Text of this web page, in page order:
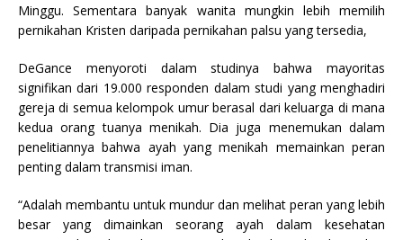
Minggu. Sementara banyak wanita mungkin lebih memilih
pernikahan Kristen daripada pernikahan palsu yang tersedia,
DeGance menyoroti dalam studinya bahwa mayoritas
signifikan dari 19.000 responden dalam studi yang menghadiri
gereja di semua kelompok umur berasal dari keluarga di mana
kedua orang tuanya menikah. Dia juga menemukan dalam
penelitiannya bahwa ayah yang menikah memainkan peran
penting dalam transmisi iman.
“Adalah membantu untuk mundur dan melihat peran yang lebih
besar yang dimainkan seorang ayah dalam kesehatan